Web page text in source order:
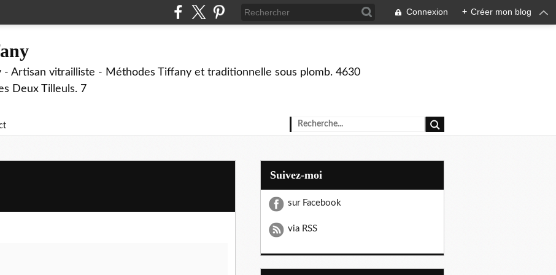
Connexion + Créer mon blog
- Artisan vitrailliste - Méthodes Tiffany et traditionnelle sous plomb. 4630
Deux Tilleuls. 7
Suivez-moi
sur Facebook
via RSS